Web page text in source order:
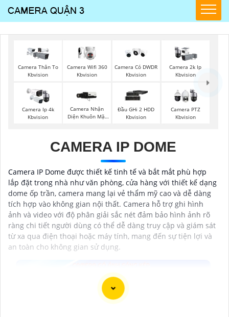
Camera Thân To
Kbvision
Camera Wifi 360
Kbvision
Camera Có DWDR
Kbvision
Camera 2k Ip
Kbvision
Camera Ip 4k
Kbvision
Camera Nhận
Diện Khuôn Mặt
Đầu GHi 2 HDD
Kbvision
Camera PTZ
Kbvision
CAMERA IP DOME
Camera IP Dome được thiết kế tinh tế và bắt mắt phù hợp
lắp đặt trong nhà như văn phòng, cửa hàng với thiết kế dạng
dome ốp trần, camera mang lại vẻ thẩm mỹ cao và dễ dàng
tích hợp vào không gian nội thất. Camera hỗ trợ ghi hình
ảnh và video với độ phân giải sắc nét đảm bảo hình ảnh rõ
ràng chi tiết người dùng có thể dễ dàng truy cập và giám sát
từ xa qua điện thoại hoặc máy tính, mang đến sự tiện lợi và
an toàn cho không gian sử dụng.